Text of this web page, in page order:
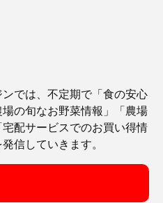
では、不定期で「食の安心
の旬なお野菜情報」「農場
配サービスでのお買い得情
信していきます。